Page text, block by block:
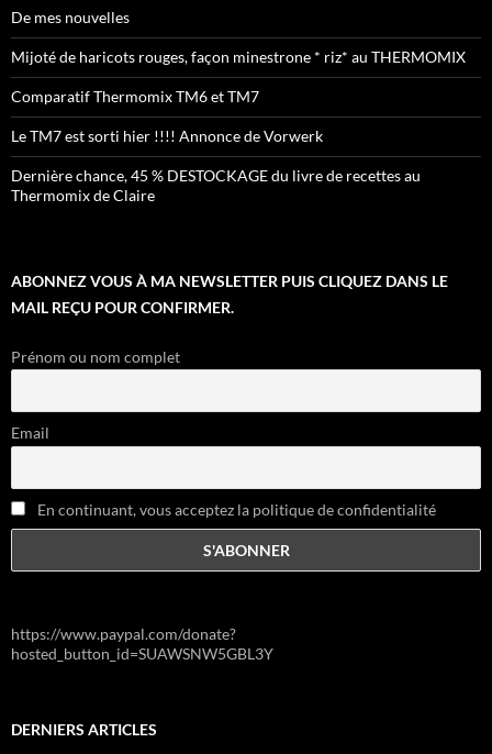
De mes nouvelles
Mijoté de haricots rouges, façon minestrone * riz* au THERMOMIX
Comparatif Thermomix TM6 et TM7
Le TM7 est sorti hier !!!! Annonce de Vorwerk
Dernière chance, 45 % DESTOCKAGE du livre de recettes au
Thermomix de Claire
ABONNEZ VOUS À MA NEWSLETTER PUIS CLIQUEZ DANS LE
MAIL REÇU POUR CONFIRMER.
Prénom ou nom complet
Email
En continuant, vous acceptez la politique de confidentialité
https://www.paypal.com/donate?
hosted_button_id=SUAWSNW5GBL3Y
DERNIERS ARTICLES